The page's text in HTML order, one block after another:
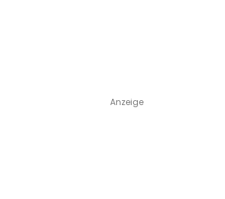
Anzeige